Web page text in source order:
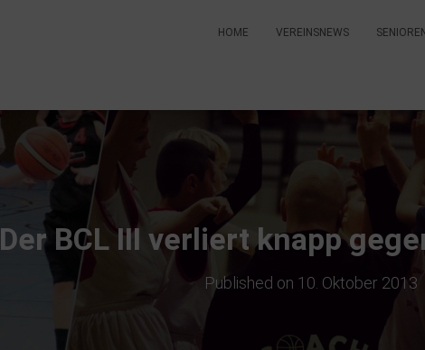
HOME VEREINSNEWS SENIOREN
Der BCL III verliert knapp
Published on 10. Oktober 2013